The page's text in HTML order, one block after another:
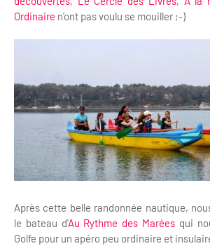
Ordinaire n'ont pas voulu se mouiller ;-)
Après cette belle randonnée nautique,
le bateau d'Au Rythme des Marées qui
Golfe pour un apéro peu ordinaire et